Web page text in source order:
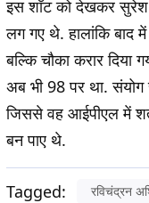
इस शॉट को देखकर
लग गए थे. हालांकि बाद
बल्कि चौका करार
अब भी 98 पर था.
जिससे वह आईपीएल में
बन पाए थे.
Tagged: रविचंद्रन